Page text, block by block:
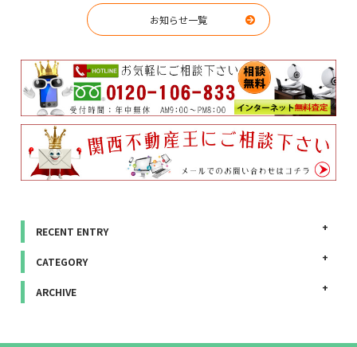
お知らせ一覧
RECENT ENTRY
CATEGORY
ARCHIVE